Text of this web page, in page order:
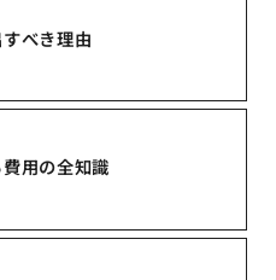
べき理由
用の全知識